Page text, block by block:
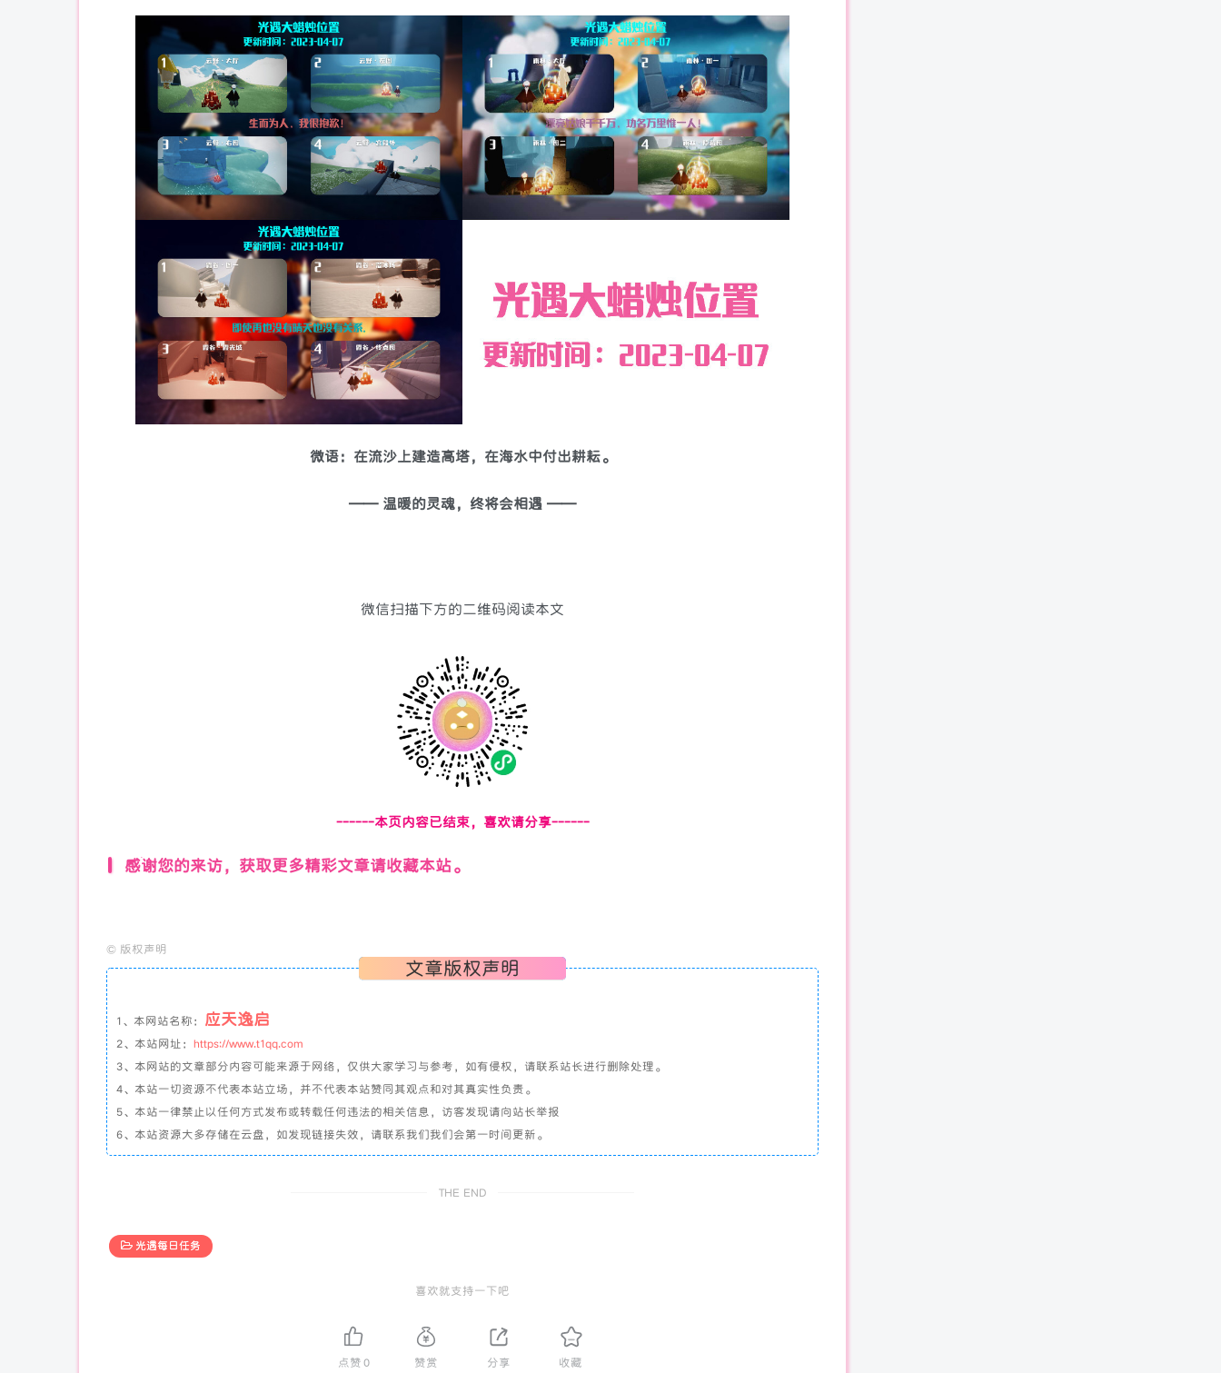
微语：在流沙上建造高塔，在海水中付出耕耘。
—— 温暖的灵魂，终将会相遇 ——
微信扫描下方的二维码阅读本文
------本页内容已结束，喜欢请分享------
感谢您的来访，获取更多精彩文章请收藏本站。
© 版权声明
文章版权声明
1、本网站名称： 应天逸启
2、本站网址： https://www.t1qq.com
3、本网站的文章部分内容可能来源于网络，仅供大家学习与参考，如有侵权，请联系站长进行删除处理。
4、本站一切资源不代表本站立场，并不代表本站赞同其观点和对其真实性负责。
5、本站一律禁止以任何方式发布或转载任何违法的相关信息，访客发现请向站长举报
6、本站资源大多存储在云盘，如发现链接失效，请联系我们我们会第一时间更新。
THE END
光遇每日任务
喜欢就支持一下吧
点赞0 赞赏 分享 收藏